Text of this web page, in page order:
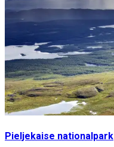
Pieljekaise nationalpark